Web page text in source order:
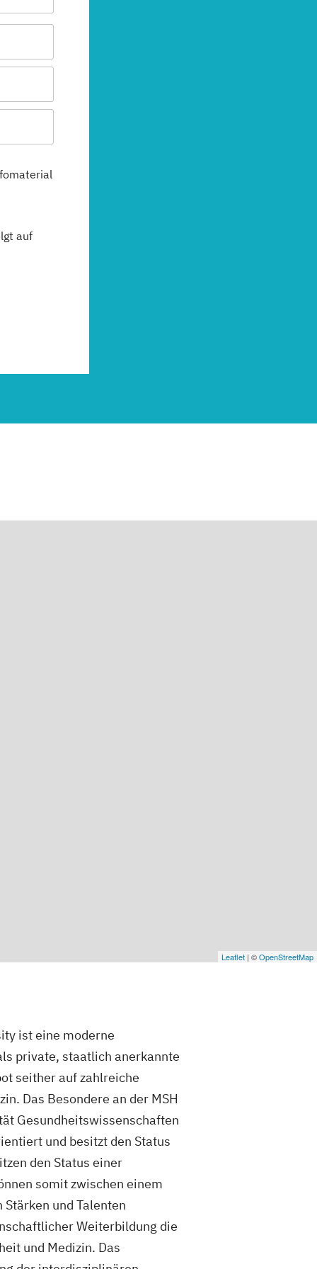
auf
Leaflet | ©OpenStreetMap
ist eine moderne
private, staatlich anerkannte
seither auf zahlreiche
Das Besondere an der MSH
Gesundheitswissenschaften
und besitzt den Status
den Status einer
somit zwischen einem
und Talenten
Weiterbildung die
und Medizin. Das